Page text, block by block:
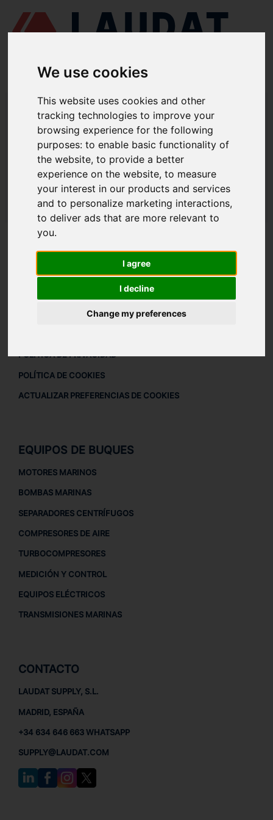
We use cookies
This website uses cookies and other
tracking technologies to improve your
browsing experience for the following
purposes:to enable basic functionality of
the website,to provide a better
experience on the website,to measure
your interest in our products and services
and to personalize marketing interactions,
to deliver ads that are more relevant to
you.
I agree
I decline
Change my preferences
LAUDAT SUPPLY/MEDICIÓN Y CONTROL/ REVOLUCIONES -
TACÓMETROS Y SENSORES INDUCTIVOS
LAUDAT SUPPLY - REVOLUCIONES /
TACÓMETROS Y SENSORES
INDUCTIVOS
LAUDAT SUPPLY/MEDICIÓN Y CONTROL/ REVOLUCIONES -
TACÓMETROS Y SENSORES INDUCTIVOS
DESCARGAR PERFIL DE LA EMPRESA
AVISO LEGAL
POLÍTICA DE PRIVACIDAD
POLÍTICA DE COOKIES
ACTUALIZAR PREFERENCIAS DE COOKIES
EQUIPOS DE BUQUES
MOTORES MARINOS
BOMBAS MARINAS
SEPARADORES CENTRÍFUGOS
COMPRESORES DE AIRE
TURBOCOMPRESORES
MEDICIÓN Y CONTROL
EQUIPOS ELÉCTRICOS
TRANSMISIONES MARINAS
CONTACTO
LAUDAT SUPPLY, S.L.
MADRID, ESPAÑA
+34 634 646 663 WHATSAPP
SUPPLY@LAUDAT.COM